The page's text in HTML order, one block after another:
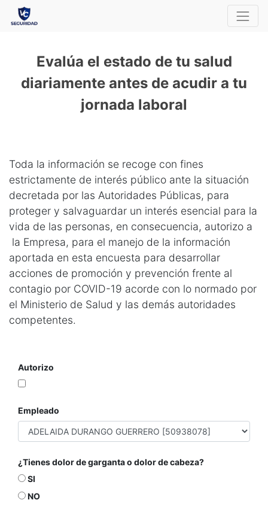
Evalúa el estado de tu salud
diariamente antes de acudir a tu
jornada laboral
Toda la información se recoge con fines
estrictamente de interés público ante la situación
decretada por las Autoridades Públicas, para
proteger y salvaguardar un interés esencial para la
vida de las personas, en consecuencia, autorizo a
la Empresa, para el manejo de la información
aportada en esta encuesta para desarrollar
acciones de promoción y prevención frente al
contagio por COVID-19 acorde con lo normado por
el Ministerio de Salud y las demás autoridades
competentes.
Autorizo
Empleado
¿Tienes dolor de garganta o dolor de cabeza?
SI
NO